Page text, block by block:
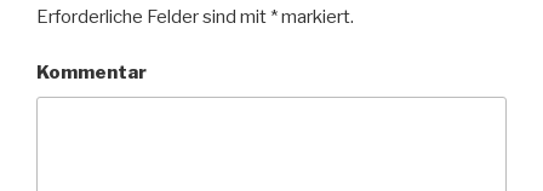
Erforderliche Felder sind mit *markiert.
Kommentar